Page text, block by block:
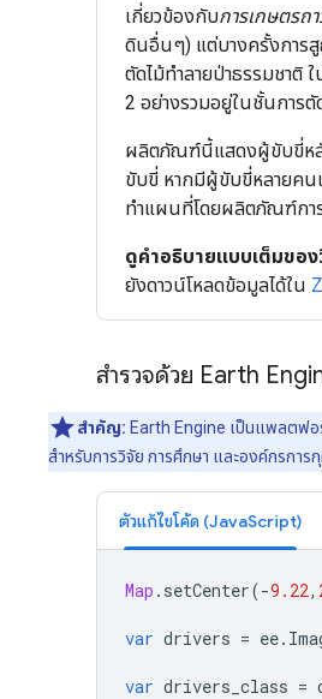
เกี่ยวข้องกับการเกษตรถา
ดินอื่นๆ) แต่บางครั้งการ
ตัดไม้ทำลายป่าธรรมชาติ
2 อย่างรวมอยู่ในชั้นการตั
ผลิตภัณฑ์นี้แสดงผู้ขับขี่หลัก
ขับขี่ หากมีผู้ขับขี่หลายคน
ทำแผนที่โดยผลิตภัณฑ์ก
ดูคำอธิบายแบบเต็มขอ
ยังดาวน์โหลดข้อมูลได้ใน
สำรวจด้วย Earth
สำคัญ: Earth Engine เป็นแพลตฟอ
สำหรับการวิจัย การศึกษา และองค์กรการ
ตัวแก้ไขโค้ด (JavaScript)
Map . setCenter(-9.22,
var drivers = ee.
var drivers_class =